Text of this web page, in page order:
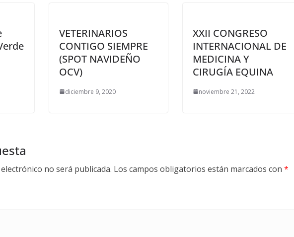
VETERINARIOS
CONTIGO SIEMPRE
(SPOT NAVIDEÑO
OCV)
diciembre 9, 2020
XXII CONGRESO
INTERNACIONAL DE
MEDICINA Y
CIRUGÍA EQUINA
noviembre 21, 2022
no será publicada. Los campos obligatorios están marcados con *